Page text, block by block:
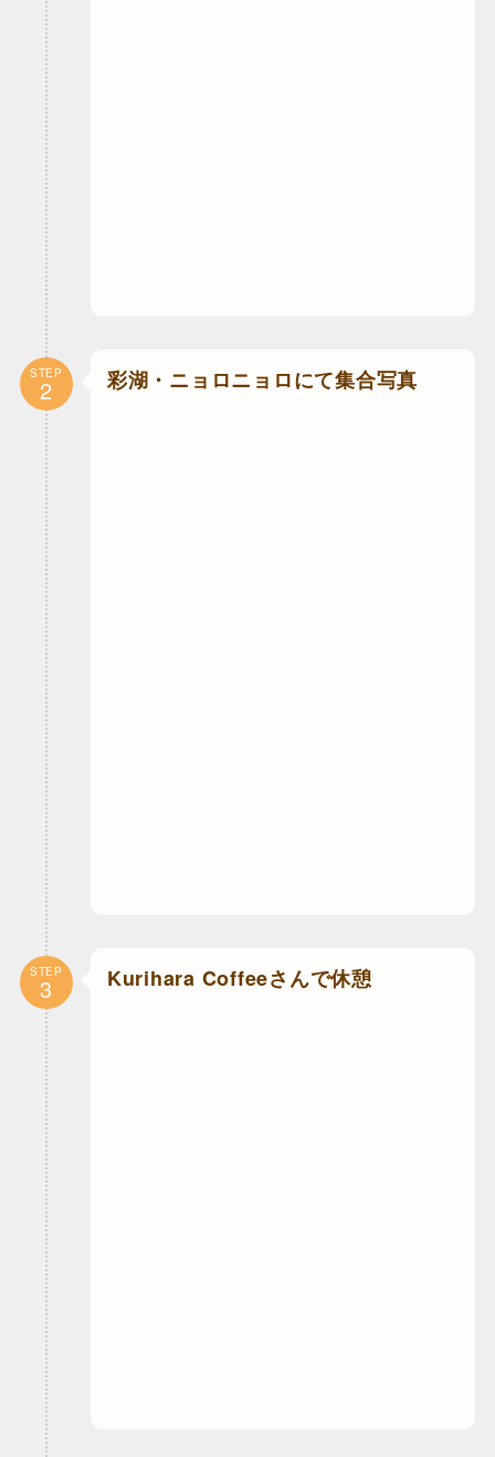
STEP
2 彩湖・ニョロニョロにて集合写真
STEP
3 Kurihara Coffeeさんで休憩